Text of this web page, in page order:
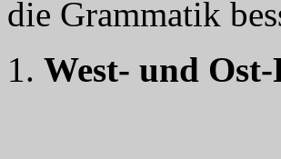
die Grammatik
West- und